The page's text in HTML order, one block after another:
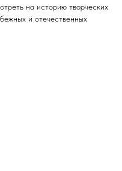
на историю творческих
и отечественных